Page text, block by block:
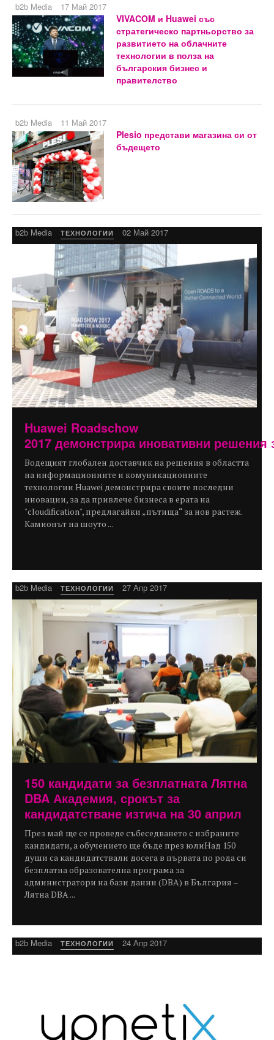
b2b Media 17 Май 2017
VIVACOM и Huawei със
стратегическо партньорство за
развитието на облачните
технологии в полза на
българския бизнес и
правителство
b2b Media 11 Май 2017
Plesio представи магазина си от
бъдещето
b2b Media ТЕХНОЛОГИИ 02 Май 2017
Huawei Roadschow
2017 демонстрира иновативни
Водещият глобален доставчик на решения в областта
на информационните и комуникационните
технологии Huawei демонстрира своите последни
иновации, за да привлече бизнеса в ерата на
"cloudification", предлагайки „пътища“ за нов растеж.
Камионът на шоуто ...
b2b Media ТЕХНОЛОГИИ 27 Апр 2017
150 кандидати за безплатната Лятна
DBA Академия, срокът за
кандидатстване изтича на 30 април
През май ще се проведе събеседването с избраните
кандидати, а обучението ще бъде през юлиНад 150
души са кандидатствали досега в първата по рода си
безплатна образователна програма за
администратори на бази данни (DBA) в България –
Лятна DBA ...
b2b Media ТЕХНОЛОГИИ 24 Апр 2017